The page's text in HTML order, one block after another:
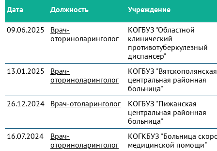
Дата Должность Учреждение
09.06.2025
Врач-
оториноларинголог
КОГБУЗ "Областной
клинический
противотуберкулезный
диспансер"
13.01.2025
Врач-
оториноларинголог
КОГБУЗ "Вятскополянская
центральная районная
больница"
26.12.2024
Врач-отоларинголог
КОГБУЗ "Пижанская
центральная районная
больница"
16.07.2024
Врач-
оториноларинголог
КОГКБУЗ "Больница
медицинской помощи"